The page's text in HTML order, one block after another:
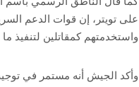
على تويتر، إن قوات الدعم
واستخدمتهم كمقاتلين لتنفيذ
وأكد الجيش أنه مستمر في